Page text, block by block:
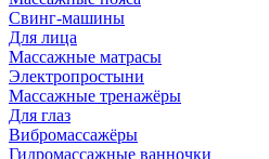
Свинг-машины
Для лица
Массажные матрасы
Электропростыни
Массажные тренажёры
Для глаз
Вибромассажёры
Гидромассажные ванночки